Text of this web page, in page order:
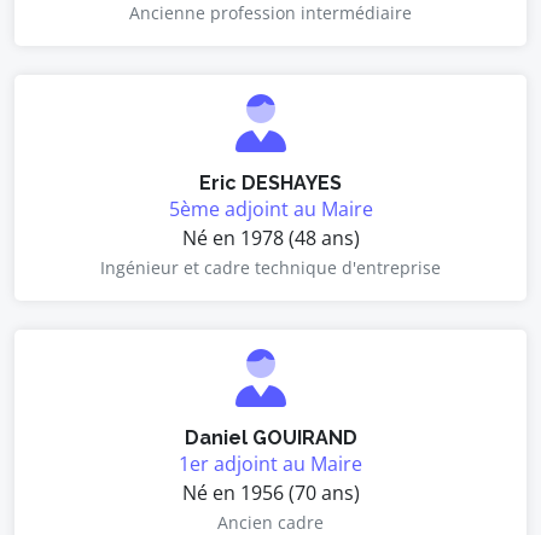
Ancienne profession intermédiaire
Eric DESHAYES
5ème adjoint au Maire
Né en 1978 (48 ans)
Ingénieur et cadre technique d'entreprise
Daniel GOUIRAND
1er adjoint au Maire
Né en 1956 (70 ans)
Ancien cadre